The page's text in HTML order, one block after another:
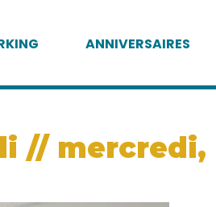
ANNIVERSAIRES
// mercredi,